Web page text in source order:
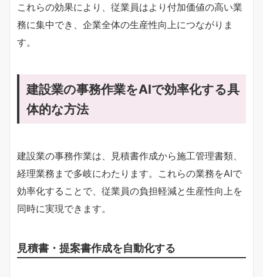
これらの効果により、従業員はより付加価値の高い業
務に集中でき、企業全体の生産性向上につながりま
す。
建設業の事務作業をAIで効率化する具
体的な方法
建設業の事務作業は、見積書作成から施工管理書類、
経理業務まで多岐にわたります。これらの業務をAIで
効率化することで、従業員の負担軽減と生産性向上を
同時に実現できます。
見積書・提案書作成を自動化する